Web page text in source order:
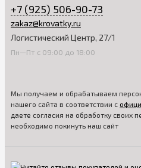
+7 (925) 506-90-73
zakaz@krovatky.ru
Логистический Центр, 27/1
Пн—Пт с 09:00 до 18:00
Мы получаем и обрабатываем
нашего сайта в соответствии с
даете согласия на обработку своих
необходимо покинуть наш сайт